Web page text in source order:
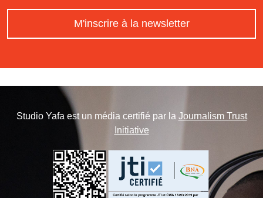
M'inscrire à la newsletter
Studio Yafa est un média certifié par la Journalism Trust
Initiative